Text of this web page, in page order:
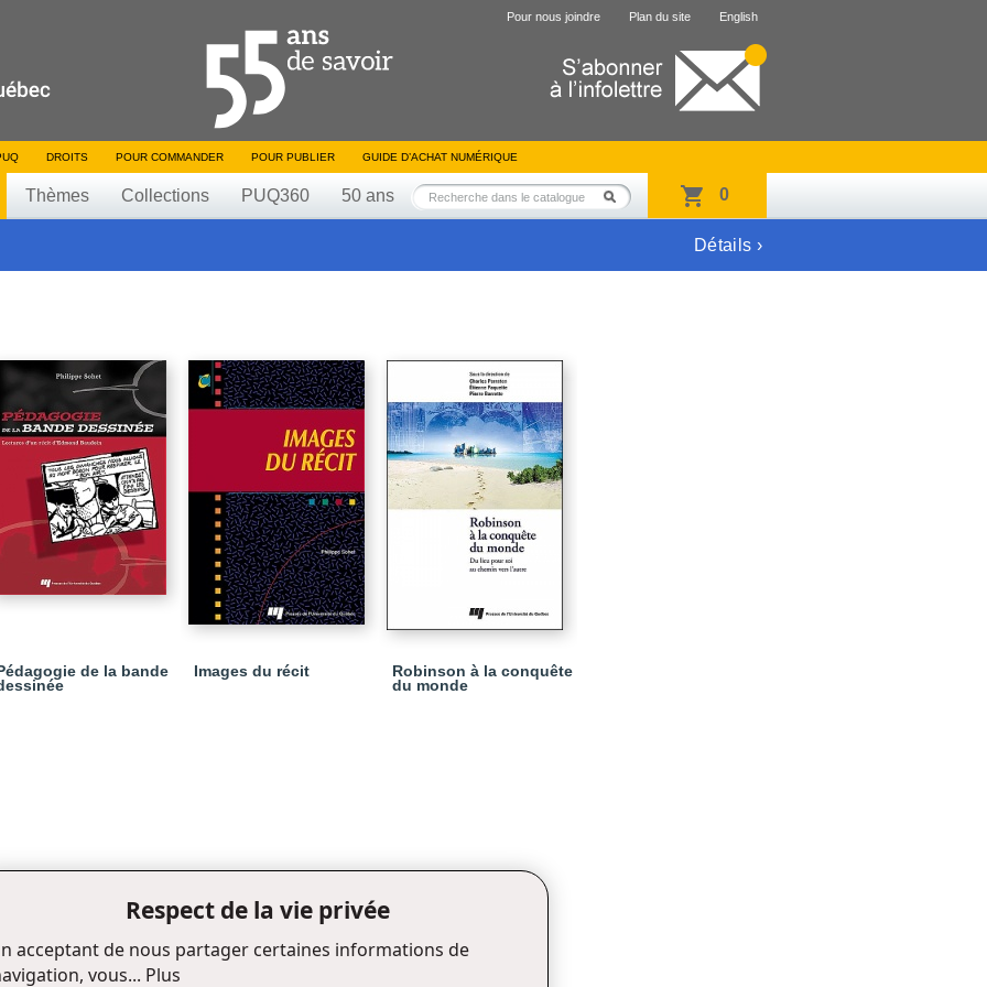
Pour nous joindre Plan du site English
DROITS POUR COMMANDER POUR PUBLIER GUIDE D’ACHAT NUMÉRIQUE
Thèmes Collections PUQ360 50 ans 0
Détails ›
de la bande
Images du récit
Robinson à la conquête
du monde
Respect de la vie privée
acceptant de nous partager certaines informations de
vous... Plus